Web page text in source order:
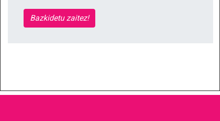
Bazkidetu zaitez!